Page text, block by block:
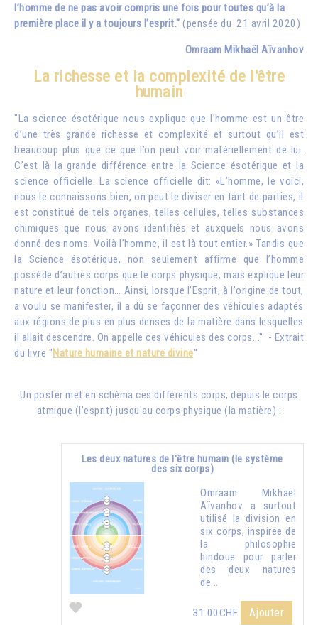
l’homme de ne pas avoir compris une fois pour toutes qu’à la
première place il y a toujours l’esprit." (pensée du 21 avril 2020)
Omraam Mikhaël Aïvanhov
La richesse et la complexité de l'être
humain
"La science ésotérique nous explique que l’homme est un être
d’une très grande richesse et complexité et surtout qu’il est
beaucoup plus que ce que l’on peut voir matériellement de lui.
C’est là la grande différence entre la Science ésotérique et la
science officielle. La science officielle dit: «L’homme, le voici,
nous le connaissons bien, on peut le diviser en tant de parties, il
est constitué de tels organes, telles cellules, telles substances
chimiques que nous avons identifiés et auxquels nous avons
donné des noms. Voilà l’homme, il est là tout entier.» Tandis que
la Science ésotérique, non seulement affirme que l’homme
possède d’autres corps que le corps physique, mais explique leur
nature et leur fonction… Ainsi, lorsque l’Esprit, à l'origine de tout,
a voulu se manifester, il a dû se façonner des véhicules adaptés
aux régions de plus en plus denses de la matière dans lesquelles
il allait descendre. On appelle ces véhicules des corps..." - Extrait
du livre "Nature humaine et nature divine"
Un poster met en schéma ces différents corps, depuis le corps
atmique (l'esprit) jusqu'au corps physique (la matière) :
Les deux natures de l'être humain (le système
des six corps)
Omraam Mikhaël
Aïvanhov a surtout
utilisé la division en
six corps, inspirée de
la philosophie
hindoue pour parler
des deux natures
de...
31.00CHF Ajouter